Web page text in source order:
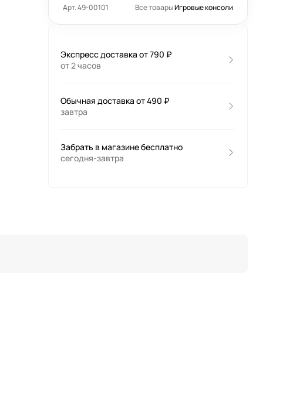
Арт. 49-00101 Все товарыИгровые консоли
Экспресс доставка от 790 ₽
от 2 часов
Обычная доставка от 490 ₽
завтра
Забрать в магазине бесплатно
сегодня-завтра